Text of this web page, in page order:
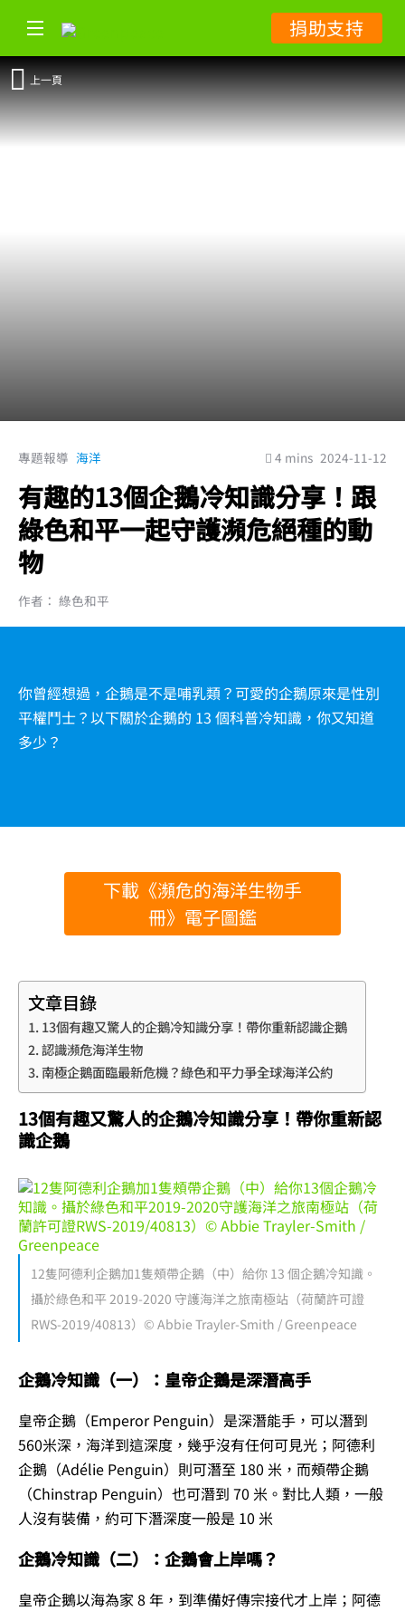
捐助支持
上一頁
專題報導 海洋 4 mins 2024-11-12
有趣的13個企鵝冷知識分享！跟
綠色和平一起守護瀕危絕種的動
物
作者： 綠色和平
你曾經想過，企鵝是不是哺乳類？可愛的企鵝原來是性別
平權鬥士？以下關於企鵝的 13 個科普冷知識，你又知道
多少？
下載《瀕危的海洋生物手
冊》電子圖鑑
文章目錄
13個有趣又驚人的企鵝冷知識分享！帶你重新認識企鵝
認識瀕危海洋生物
南極企鵝面臨最新危機？綠色和平力爭全球海洋公約
13個有趣又驚人的企鵝冷知識分享！帶你重新認
識企鵝
12隻阿德利企鵝加1隻頰帶企鵝（中）給你 13 個企鵝冷知識。
攝於綠色和平 2019-2020 守護海洋之旅南極站（荷蘭許可證
RWS-2019/40813）© Abbie Trayler-Smith / Greenpeace
企鵝冷知識（一）：皇帝企鵝是深潛高手
皇帝企鵝（Emperor Penguin）是深潛能手，可以潛到
560米深，海洋到這深度，幾乎沒有任何可見光；阿德利
企鵝（Adélie Penguin）則可潛至 180 米，而頰帶企鵝
（Chinstrap Penguin）也可潛到 70 米。對比人類，一般
人沒有裝備，約可下潛深度一般是 10 米
企鵝冷知識（二）：企鵝會上岸嗎？
皇帝企鵝以海為家 8 年，到準備好傳宗接代才上岸；阿德